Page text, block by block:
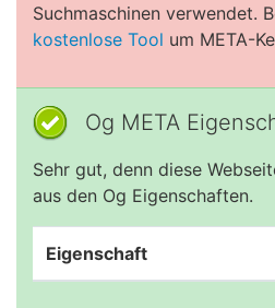
Suchmaschinen verwendet.
kostenlose Tool um META-
Og META
Sehr gut, denn diese
aus den Og Eigenschaften.
Eigenschaft